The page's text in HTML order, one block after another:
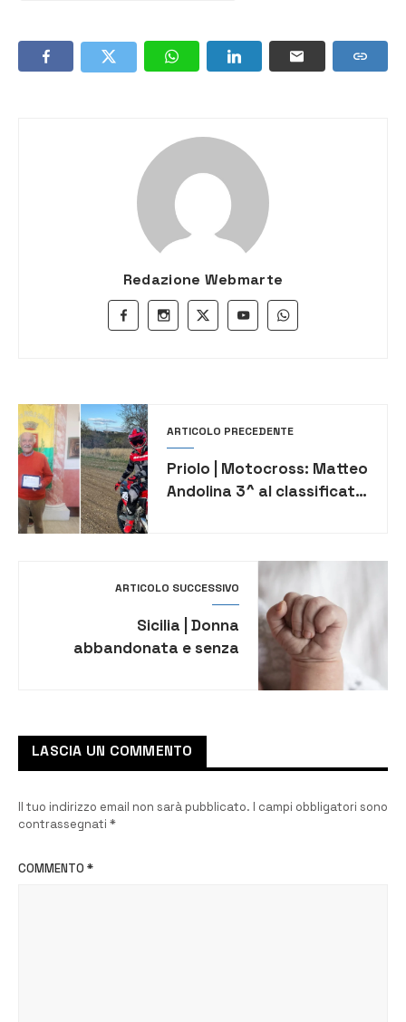
Redazione Webmarte
ARTICOLO PRECEDENTE
Priolo | Motocross: Matteo
Andolina 3^ al classificato
ARTICOLO SUCCESSIVO
Sicilia | Donna
abbandonata e senza
LASCIA UN COMMENTO
Il tuo indirizzo email non sarà pubblicato. I campi obbligatori sono
contrassegnati *
COMMENTO *